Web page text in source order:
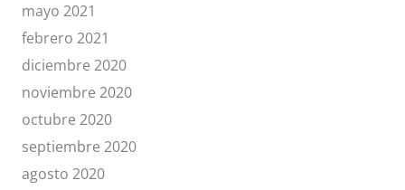
mayo 2021
febrero 2021
diciembre 2020
noviembre 2020
octubre 2020
septiembre 2020
agosto 2020